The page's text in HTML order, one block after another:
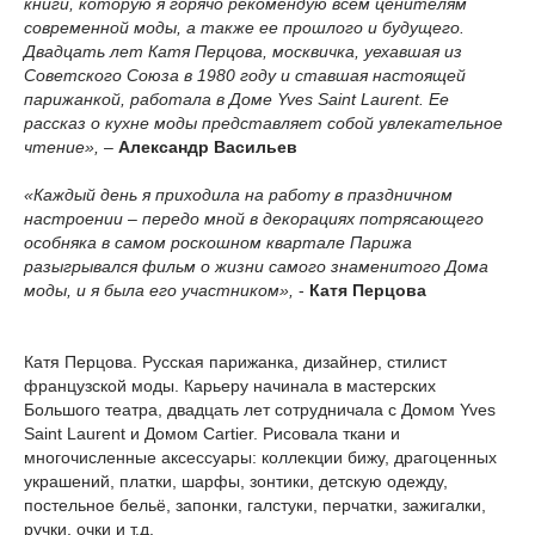
современной моды, а также ее прошлого и будущего.
Двадцать лет Катя Перцова, москвичка, уехавшая из
Советского Союза в 1980 году и ставшая настоящей
парижанкой, работала в Доме Yves Saint Laurent. Ее
рассказ о кухне моды представляет собой увлекательное
чтение», – Александр Васильев
«Каждый день я приходила на работу в праздничном
настроении – передо мной в декорациях потрясающего
особняка в самом роскошном квартале Парижа
разыгрывался фильм о жизни самого знаменитого Дома
моды, и я была его участником», - Катя Перцова
Катя Перцова. Русская парижанка, дизайнер, cтилист
французской моды. Карьеру начинала в мастерских
Большого театра, двадцать лет сотрудничала с Домом Yves
Saint Laurent и Домом Сartier. Рисовала ткани и
многочисленные аксессуары: коллекции бижу, драгоценных
украшений, платки, шарфы, зонтики, детскую одежду,
постельное бельё, запонки, галстуки, перчатки, зажигалки,
ручки, очки и т.д.